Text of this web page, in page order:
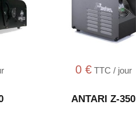
0 €TTC / jour
ANTARI Z-350